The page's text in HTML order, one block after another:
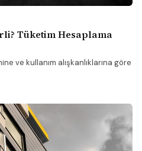
Tüketim Hesaplama
ve kullanım alışkanlıklarına göre